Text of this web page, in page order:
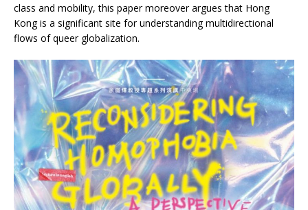
class and mobility, this paper moreover argues that Hong
Kong is a significant site for understanding multidirectional
flows of queer globalization.